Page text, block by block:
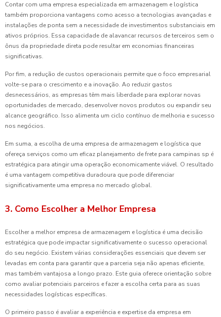
Contar com uma empresa especializada em armazenagem e logística
também proporciona vantagens como acesso a tecnologias avançadas e
instalações de ponta sem a necessidade de investimentos substanciais em
ativos próprios. Essa capacidade de alavancar recursos de terceiros sem o
ônus da propriedade direta pode resultar em economias financeiras
significativas.
Por fim, a redução de custos operacionais permite que o foco empresarial
volte-se para o crescimento e a inovação. Ao reduzir gastos
desnecessários, as empresas têm mais liberdade para explorar novas
oportunidades de mercado, desenvolver novos produtos ou expandir seu
alcance geográfico. Isso alimenta um ciclo contínuo de melhoria e sucesso
nos negócios.
Em suma, a escolha de uma empresa de armazenagem e logística que
ofereça serviços como um eficaz planejamento de frete para campinas sp é
estratégica para atingir uma operação economicamente viável. O resultado
é uma vantagem competitiva duradoura que pode diferenciar
significativamente uma empresa no mercado global.
3. Como Escolher a Melhor Empresa
Escolher a melhor empresa de armazenagem e logística é uma decisão
estratégica que pode impactar significativamente o sucesso operacional
do seu negócio. Existem várias considerações essenciais que devem ser
levadas em conta para garantir que a parceria seja não apenas eficiente,
mas também vantajosa a longo prazo. Este guia oferece orientação sobre
como avaliar potenciais parceiros e fazer a escolha certa para as suas
necessidades logísticas específicas.
O primeiro passo é avaliar a experiência e expertise da empresa em